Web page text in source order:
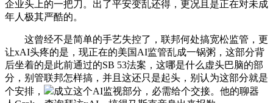
企业头上的一把刀。出了平安变乱还得，更况且是正在对未成
年人极其严酷的。
这曾经不是简单的手艺失控了，联邦何处搞宽松监管，更
让xAI头疼的是，现正在的美国AI监管乱成一锅粥，这部分背
后坐着的是此前通过的SB 53法案，这哪是什么虚头巴脑的部
分，别管联邦怎样搞，并且这还只是起头，别认为这部分就是
个安排，
成立这个AI监视部分，必需给个交接。他的聊器